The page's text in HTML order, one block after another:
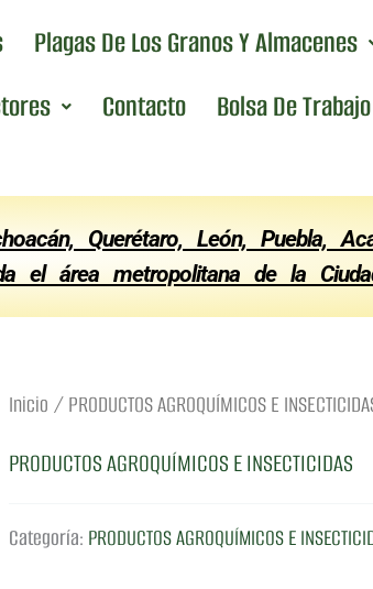
Plagas De Los Granos Y Almacenes
Contacto Bolsa De Trabajo
Querétaro, León, Puebla,
el área metropolitana de la
Inicio /PRODUCTOS AGROQUÍMICOS E
PRODUCTOS AGROQUÍMICOS E INSECTICIDAS
Categoría: PRODUCTOS AGROQUÍMICOS E